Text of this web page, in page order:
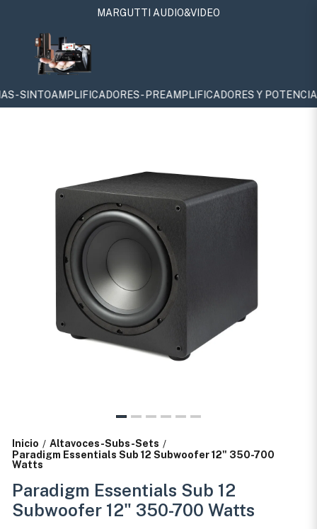
MARGUTTI AUDIO&VIDEO
- PREAMPLIFICADORES Y POTENCIAS -
Inicio / Altavoces-Subs-Sets /
Paradigm Essentials Sub 12 Subwoofer 12" 350-700
Watts
Paradigm Essentials Sub 12
Subwoofer 12" 350-700 Watts